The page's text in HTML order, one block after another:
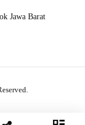
Jawa Barat